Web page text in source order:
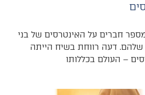
חברים על האינטרסים של בני
דעה רווחת בשיח הייתה
– העולם בכללותו